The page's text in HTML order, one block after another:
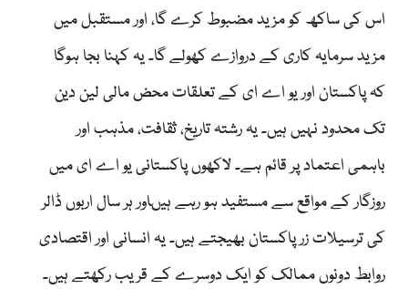
اس کی ساکھ کو مزید مضبوط کرے گا، اور مستقبل میں
مزید سرمایہ کاری کے دروازے کھولے گا۔ یہ کہنا بجا ہوگا
کہ پاکستان اور یو اے ای کے تعلقات محض مالی لین دین
تک محدود نہیں ہیں۔ یہ رشتہ تاریخ، ثقافت، مذہب اور
باہمی اعتماد پر قائم ہے۔ لاکھوں پاکستانی یو اے ای میں
روزگار کے مواقع سے مستفید ہو رہے ہیںاور ہر سال اربوں ڈالر
کی ترسیلات زر پاکستان بھیجتے ہیں۔ یہ انسانی اور اقتصادی
روابط دونوں ممالک کو ایک دوسرے کے قریب رکھتے ہیں۔